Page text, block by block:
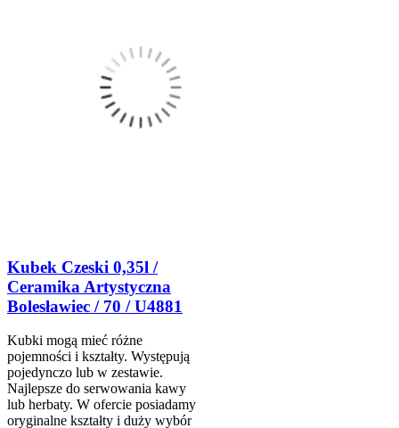
Kubek Czeski 0,35l /
Ceramika Artystyczna
Bolesławiec / 70 / U4881
Kubki mogą mieć różne
pojemności i kształty. Występują
pojedynczo lub w zestawie.
Najlepsze do serwowania kawy
lub herbaty. W ofercie posiadamy
oryginalne kształty i duży wybór